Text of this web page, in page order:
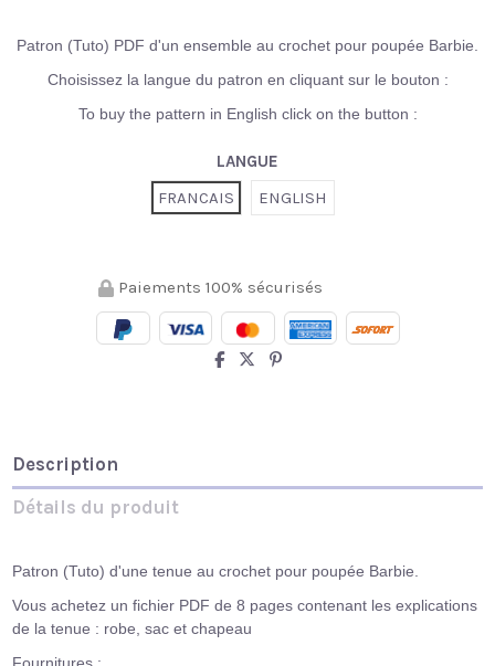
Patron (Tuto) PDF d'un ensemble au crochet pour poupée Barbie.
Choisissez la langue du patron en cliquant sur le bouton :
To buy the pattern in English click on the button :
LANGUE
FRANCAIS
ENGLISH
Paiements 100% sécurisés
Description
Détails du produit
Patron (Tuto) d'une tenue au crochet pour poupée Barbie.
Vous achetez un fichier PDF de 8 pages contenant les explications
de la tenue : robe, sac et chapeau